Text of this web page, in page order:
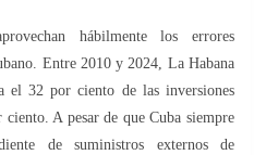
hábilmente los errores
Entre 2010 y 2024, La Habana
el 32 por ciento de las inversiones
A pesar de que Cuba siempre
de suministros externos de